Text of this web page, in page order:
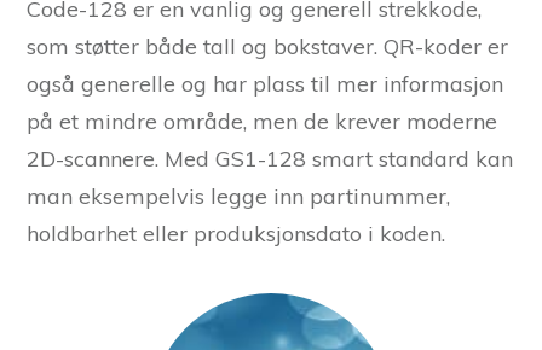
Code-128 er en vanlig og generell strekkode,
som støtter både tall og bokstaver. QR-koder er
også generelle og har plass til mer informasjon
på et mindre område, men de krever moderne
2D-scannere. Med GS1-128 smart standard kan
man eksempelvis legge inn partinummer,
holdbarhet eller produksjonsdato i koden.